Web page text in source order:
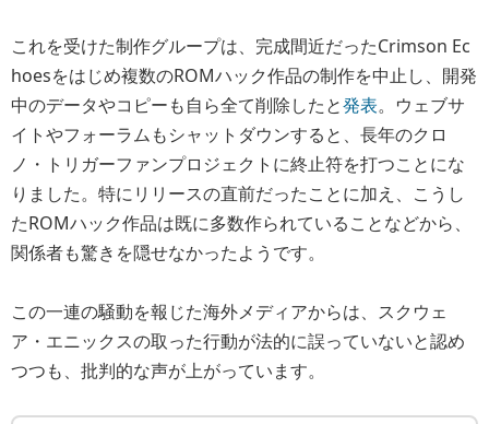
これを受けた制作グループは、完成間近だったCrimson Ec
hoesをはじめ複数のROMハック作品の制作を中止し、開発
中のデータやコピーも自ら全て削除したと発表。ウェブサ
イトやフォーラムもシャットダウンすると、長年のクロ
ノ・トリガーファンプロジェクトに終止符を打つことにな
りました。特にリリースの直前だったことに加え、こうし
たROMハック作品は既に多数作られていることなどから、
関係者も驚きを隠せなかったようです。
この一連の騒動を報じた海外メディアからは、スクウェ
ア・エニックスの取った行動が法的に誤っていないと認め
つつも、批判的な声が上がっています。